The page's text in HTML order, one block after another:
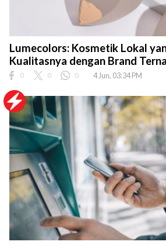
Lumecolors: Kosmetik Lokal
Kualitasnya dengan Brand
0 0 0 4 Jun, 03:34 PM